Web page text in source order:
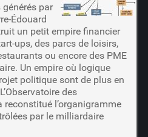
par
Édouard
un petit empire financier
ups, des parcs de loisirs,
ou encore des PME
Un empire où logique
politique sont de plus en
des
l’organigramme
par le milliardaire